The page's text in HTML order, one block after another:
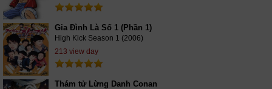
Gia Đình Là Số 1 (Phần 1)
High Kick Season 1 (2006)
213 view day
Thám tử Lừng Danh Conan